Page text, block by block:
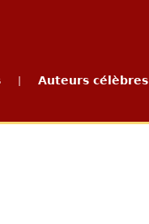
Auteurs célèbres